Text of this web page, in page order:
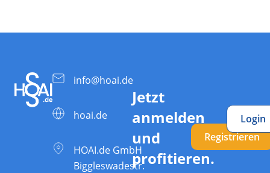
info@hoai.de
hoai.de
HOAI.de GmbH
Biggleswadestr.
Jetzt
anmelden
und
profitieren.
Registrieren
Login